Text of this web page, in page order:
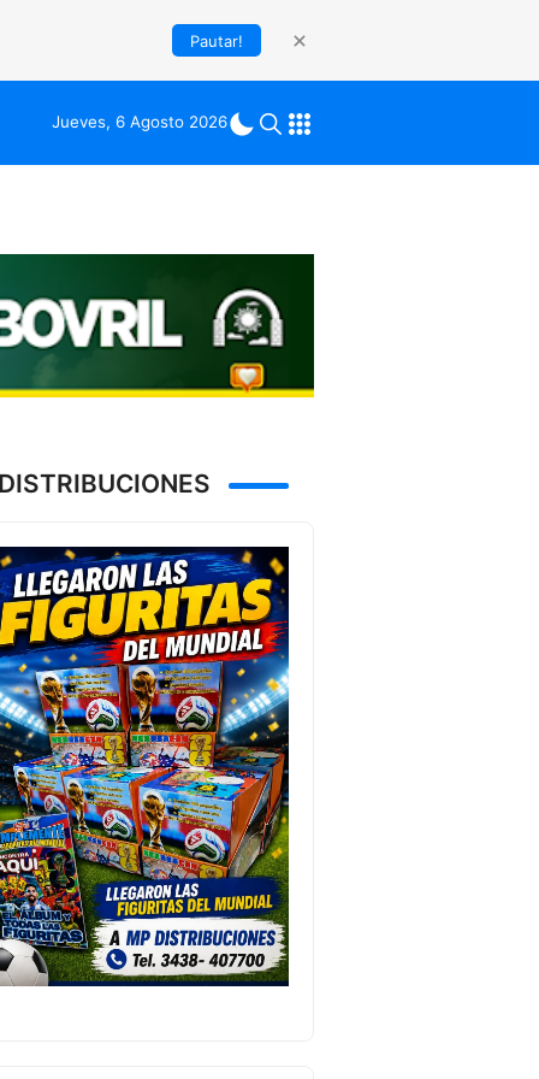
Pautar!
Jueves, 6 Agosto 2026